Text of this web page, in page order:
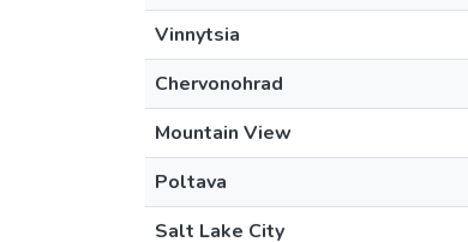
Vinnytsia
Chervonohrad
Mountain View
Poltava
Salt Lake City